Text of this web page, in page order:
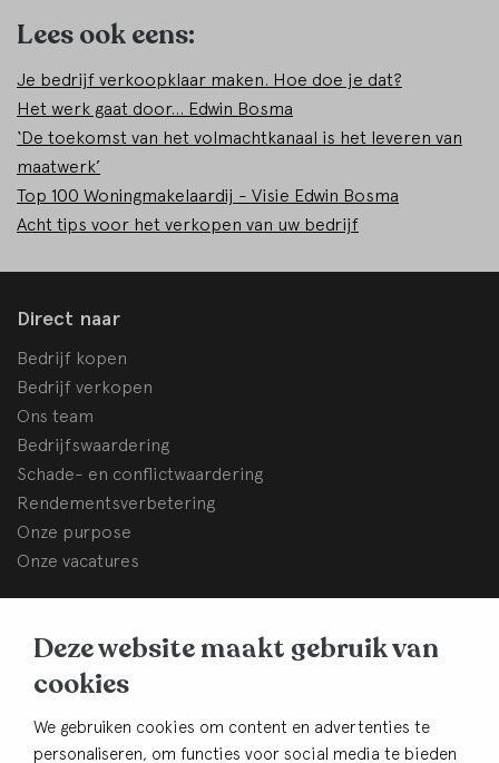
Deze website maakt gebruik van
cookies
We gebruiken cookies om content en advertenties te
personaliseren, om functies voor social media te bieden
Lees ook eens:
Je bedrijf verkoopklaar maken. Hoe doe je dat?
Het werk gaat door... Edwin Bosma
‘De toekomst van het volmachtkanaal is het leveren van
maatwerk’
Top 100 Woningmakelaardij - Visie Edwin Bosma
Acht tips voor het verkopen van uw bedrijf
Direct naar
Bedrijf kopen
Bedrijf verkopen
Ons team
Bedrijfswaardering
Schade- en conflictwaardering
Rendementsverbetering
Onze purpose
Onze vacatures
Korte Brinkweg 37c
3761 EC Soest
Contact